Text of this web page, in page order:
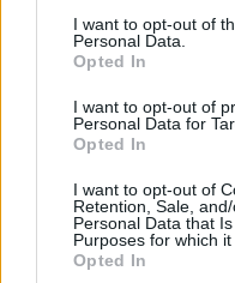
cualquier momento
visitando nuestra política
I want to opt-out of
Personal Data.
Opted In
I want to opt-out of
Personal Data for
Opted In
I want to opt-out of
Retention, Sale,
Personal Data that
Purposes for which it
Opted In